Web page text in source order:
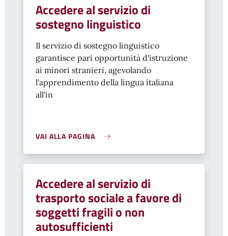
Accedere al servizio di
sostegno linguistico
Il servizio di sostegno linguistico
garantisce pari opportunità d'istruzione
ai minori stranieri, agevolando
l'apprendimento della lingua italiana
all'in
VAI ALLA PAGINA
Accedere al servizio di
trasporto sociale a favore di
soggetti fragili o non
autosufficienti